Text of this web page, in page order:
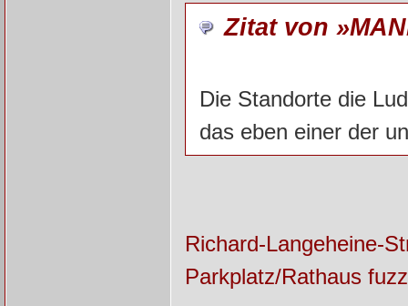
Zitat von
Die Standorte die
das eben einer der
Richard-Langeheine-
Parkplatz/Rathaus